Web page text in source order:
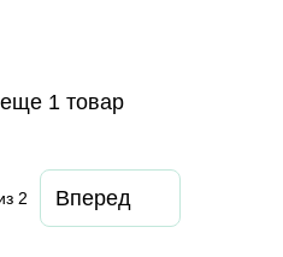
1 товар
2 Вперед